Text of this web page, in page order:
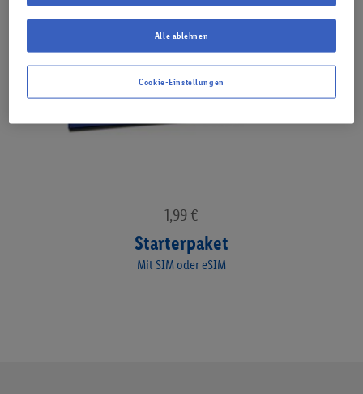
Starterpaket
1,99 €
Alle ablehnen
Cookie-Einstellungen